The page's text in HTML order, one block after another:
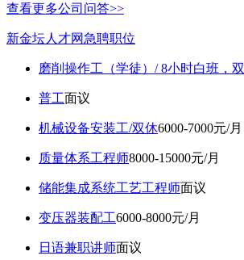
查看更多公司问答>>
新金坛人才网急聘职位
磨削操作工（学徒）/ 8小时白班，
普工面议
机械设备安装工/双休6000-7000元/月
质量体系工程师8000-15000元/月
储能集成系统工艺工程师面议
变压器装配工6000-8000元/月
日语兼职讲师面议